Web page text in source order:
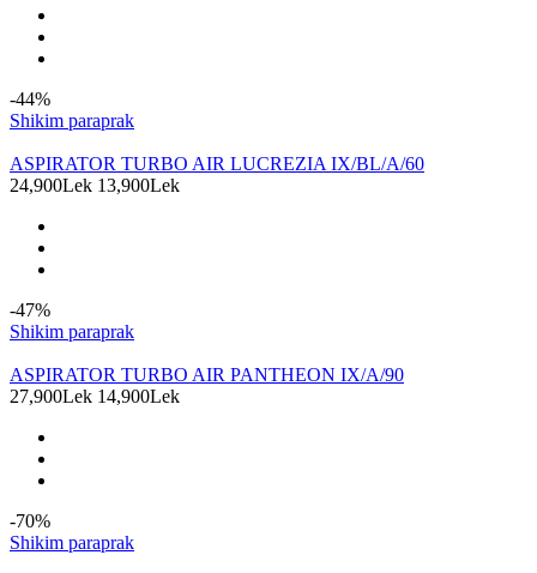
-44%
Shikim paraprak
ASPIRATOR TURBO AIR LUCREZIA IX/BL/A/60
24,900Lek 13,900Lek
-47%
Shikim paraprak
ASPIRATOR TURBO AIR PANTHEON IX/A/90
27,900Lek 14,900Lek
-70%
Shikim paraprak